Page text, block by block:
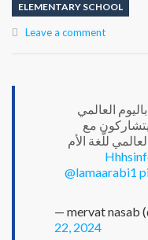
ELEMENTARY SCHOOL
Leave a comment
العالمي
يتشاركون مع
للّغة الأم
@lamaarabi1
— mervat nasab
22, 2024